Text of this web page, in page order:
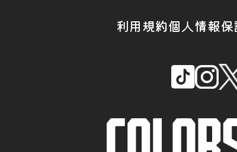
利用規約個人情報